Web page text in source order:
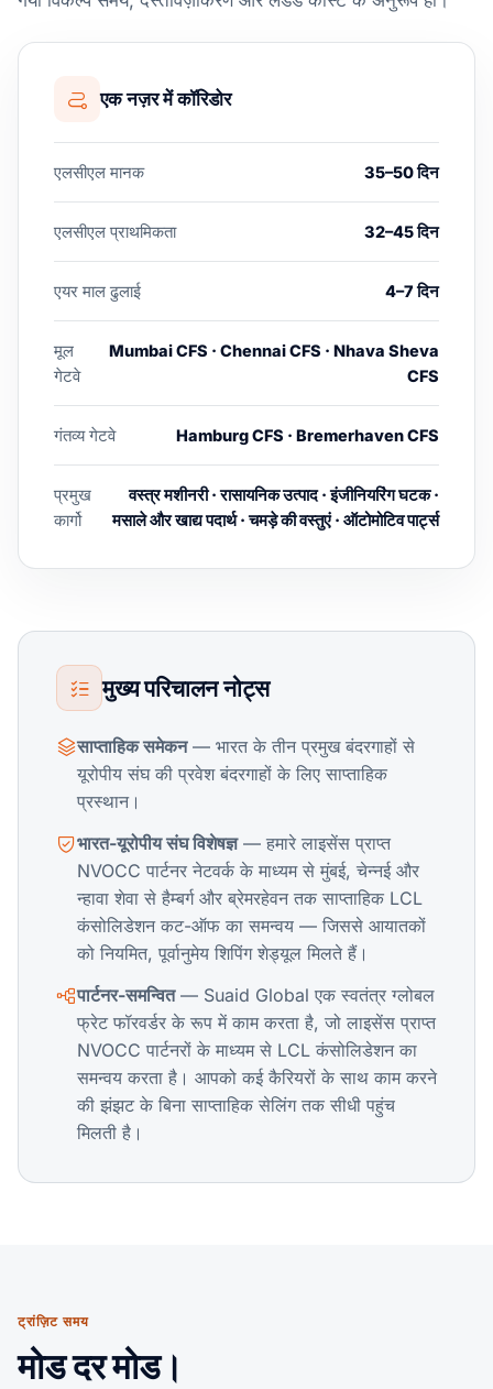
एक नज़र में कॉरिडोर
एलसीएल मानक 35–50 दिन
एलसीएल प्राथमिकता 32–45 दिन
एयर माल ढुलाई 4–7 दिन
मूल
गेटवे
Mumbai CFS · Chennai CFS · Nhava Sheva
CFS
गंतव्य गेटवे Hamburg CFS · Bremerhaven CFS
प्रमुख
कार्गो
वस्त्र मशीनरी · रासायनिक उत्पाद · इंजीनियरिंग घटक ·
मसाले और खाद्य पदार्थ · चमड़े की वस्तुएं · ऑटोमोटिव पार्ट्स
मुख्य परिचालन नोट्स
साप्ताहिक समेकन— भारत के तीन प्रमुख बंदरगाहों से
यूरोपीय संघ की प्रवेश बंदरगाहों के लिए साप्ताहिक
प्रस्थान।
भारत-यूरोपीय संघ विशेषज्ञ— हमारे लाइसेंस प्राप्त
NVOCC पार्टनर नेटवर्क के माध्यम से मुंबई, चेन्नई और
न्हावा शेवा से हैम्बर्ग और ब्रेमरहेवन तक साप्ताहिक LCL
कंसोलिडेशन कट-ऑफ का समन्वय — जिससे आयातकों
को नियमित, पूर्वानुमेय शिपिंग शेड्यूल मिलते हैं।
पार्टनर-समन्वित— Suaid Global एक स्वतंत्र ग्लोबल
फ्रेट फॉरवर्डर के रूप में काम करता है, जो लाइसेंस प्राप्त
NVOCC पार्टनरों के माध्यम से LCL कंसोलिडेशन का
समन्वय करता है। आपको कई कैरियरों के साथ काम करने
की झंझट के बिना साप्ताहिक सेलिंग तक सीधी पहुंच
मिलती है।
ट्रांज़िट समय
मोड दर मोड।